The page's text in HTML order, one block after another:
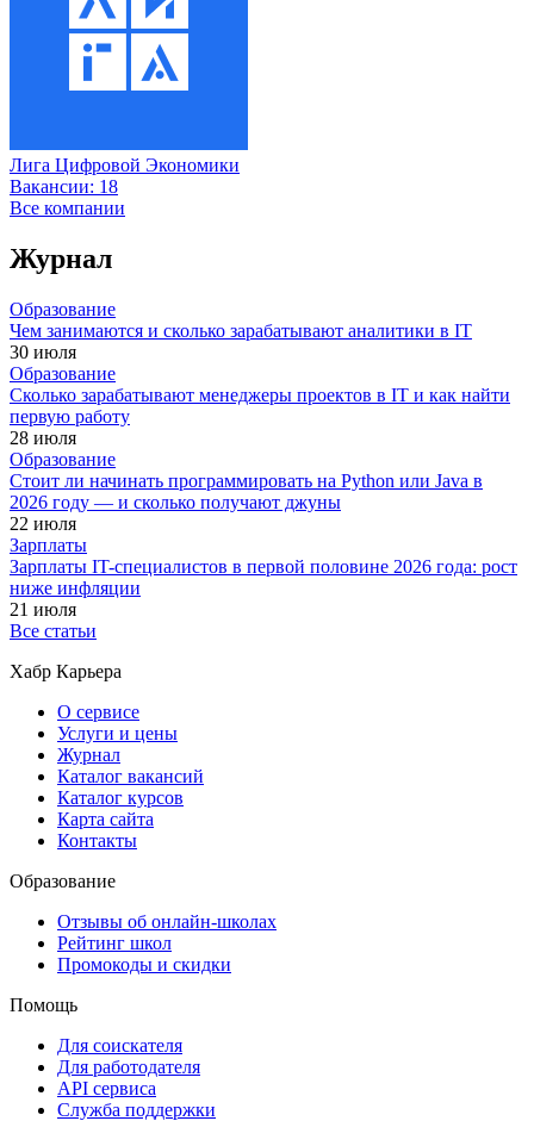
Лига Цифровой Экономики
Вакансии: 18
Все компании
Журнал
Образование
Чем занимаются и сколько зарабатывают аналитики в IT
30 июля
Образование
Сколько зарабатывают менеджеры проектов в IT и как найти
первую работу
28 июля
Образование
Стоит ли начинать программировать на Python или Java в
2026 году — и сколько получают джуны
22 июля
Зарплаты
Зарплаты IT-специалистов в первой половине 2026 года: рост
ниже инфляции
21 июля
Все статьи
Хабр Карьера
О сервисе
Услуги и цены
Журнал
Каталог вакансий
Каталог курсов
Карта сайта
Контакты
Образование
Отзывы об онлайн-школах
Рейтинг школ
Промокоды и скидки
Помощь
Для соискателя
Для работодателя
API сервиса
Служба поддержки